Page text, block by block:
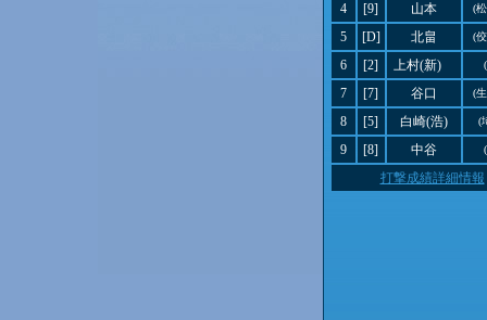
4 [9] 山本 (
5 [D] 北畠 (
6 [2] 上村(新)
7 [7] 谷口 (
8 [5] 白崎(浩) (
9 [8] 中谷
打撃成績詳細情報